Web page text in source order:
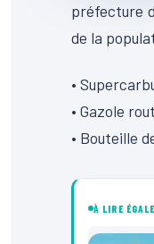
préfecture
de la
•
• Gazole
• Bouteille
À LIRE